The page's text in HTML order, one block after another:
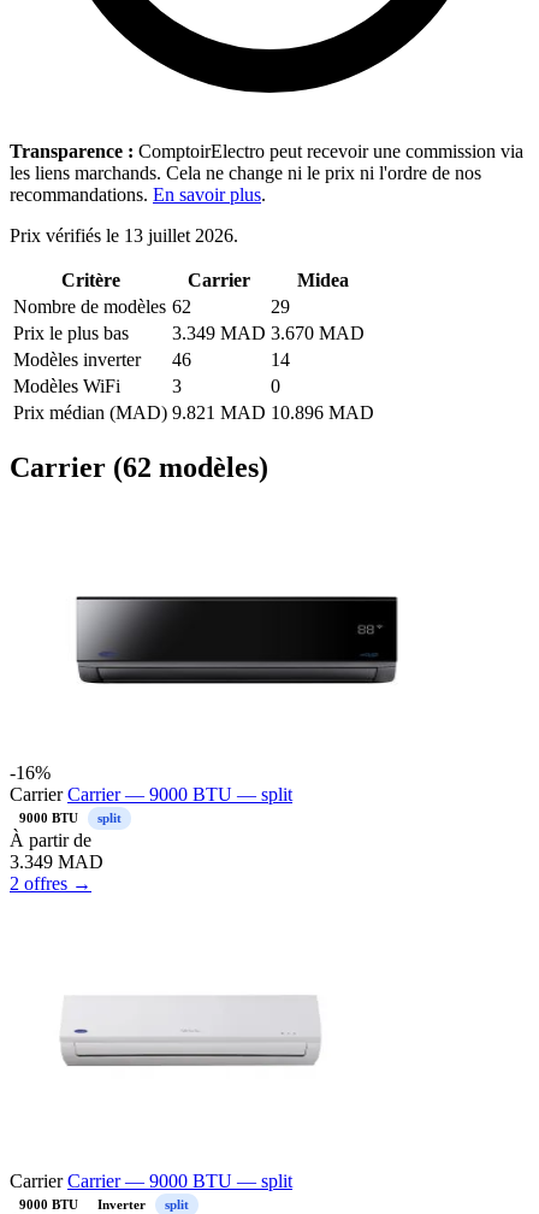
Transparence : ComptoirElectro peut recevoir une commission via
les liens marchands. Cela ne change ni le prix ni l'ordre de nos
recommandations. En savoir plus.
Prix vérifiés le 13 juillet 2026.
Critère Carrier
Midea
Nombre de modèles 62
29
Prix le plus bas
3.349 MAD 3.670 MAD
Modèles inverter
46
14
Modèles WiFi
3
0
Prix médian (MAD) 9.821 MAD 10.896 MAD
Carrier (62 modèles)
-16%
CarrierCarrier — 9000 BTU — split
9000 BTU split
À partir de
3.349 MAD
2 offres →
CarrierCarrier — 9000 BTU — split
9000 BTU Inverter split